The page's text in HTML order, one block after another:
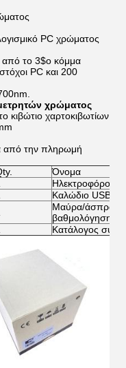
PC χρώματος
από το 3$ο κόμμα
PC και 200
χρώματος
κιβώτιο χαρτοκιβωτίων
από την πληρωμή
Όνομα
Ηλεκτροφόρο
Καλώδιο USB
Μαύρα/άσπρα
βαθμολόγησης
Κατάλογος